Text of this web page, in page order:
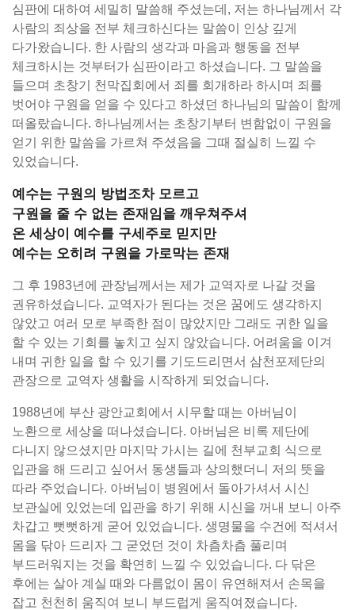
심판에 대하여 세밀히 말씀해 주셨는데, 저는 하나님께서 각
사람의 죄상을 전부 체크하신다는 말씀이 인상 깊게
다가왔습니다. 한 사람의 생각과 마음과 행동을 전부
체크하시는 것부터가 심판이라고 하셨습니다. 그 말씀을
들으며 초창기 천막집회에서 죄를 회개하라 하시며 죄를
벗어야 구원을 얻을 수 있다고 하셨던 하나님의 말씀이 함께
떠올랐습니다. 하나님께서는 초창기부터 변함없이 구원을
얻기 위한 말씀을 가르쳐 주셨음을 그때 절실히 느낄 수
있었습니다.
예수는 구원의 방법조차 모르고
구원을 줄 수 없는 존재임을 깨우쳐주셔
온 세상이 예수를 구세주로 믿지만
예수는 오히려 구원을 가로막는 존재
그 후 1983년에 관장님께서는 제가 교역자로 나갈 것을
권유하셨습니다. 교역자가 된다는 것은 꿈에도 생각하지
않았고 여러 모로 부족한 점이 많았지만 그래도 귀한 일을
할 수 있는 기회를 놓치고 싶지 않았습니다. 어려움을 이겨
내며 귀한 일을 할 수 있기를 기도드리면서 삼천포제단의
관장으로 교역자 생활을 시작하게 되었습니다.
1988년에 부산 광안교회에서 시무할 때는 아버님이
노환으로 세상을 떠나셨습니다. 아버님은 비록 제단에
다니지 않으셨지만 마지막 가시는 길에 천부교회 식으로
입관을 해 드리고 싶어서 동생들과 상의했더니 저의 뜻을
따라 주었습니다. 아버님이 병원에서 돌아가셔서 시신
보관실에 있었는데 입관을 하기 위해 시신을 꺼내 보니 아주
차갑고 뻣뻣하게 굳어 있었습니다. 생명물을 수건에 적셔서
몸을 닦아 드리자 그 굳었던 것이 차츰차츰 풀리며
부드러워지는 것을 확연히 느낄 수 있었습니다. 다 닦은
후에는 살아 계실 때와 다름없이 몸이 유연해져서 손목을
잡고 천천히 움직여 보니 부드럽게 움직여졌습니다.